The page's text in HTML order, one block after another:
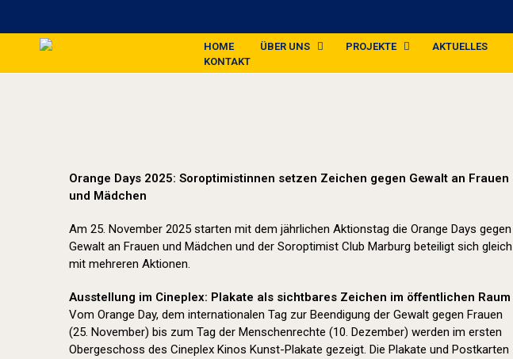
HOME ÜBER UNS PROJEKTE AKTUELLES
KONTAKT
Orange Days 2025: Soroptimistinnen setzen Zeichen gegen Gewalt an Frauen
und Mädchen
Am 25. November 2025 starten mit dem jährlichen Aktionstag die Orange Days gegen
Gewalt an Frauen und Mädchen und der Soroptimist Club Marburg beteiligt sich gleich
mit mehreren Aktionen.
Ausstellung im Cineplex: Plakate als sichtbares Zeichen im öffentlichen Raum
Vom Orange Day, dem internationalen Tag zur Beendigung der Gewalt gegen Frauen
(25. November) bis zum Tag der Menschenrechte (10. Dezember) werden im ersten
Obergeschoss des Cineplex Kinos Kunst-Plakate gezeigt. Die Plakate und Postkarten